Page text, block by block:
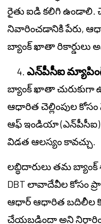
రైతు ఐడి కలిగి ఉండాలి.
నివారించడానికి పేరు,
బ్యాంక్ ఖాతా రికార్డులు
ఎన్‌పీసీఐ
బ్యాంక్ ఖాతా
ఆధారిత చెల్లింపుల
ఆఫ్ ఇండియా
విడత ఆలస్యం కావచ్చు.
లబ్ధిదారులు తమ
DBT లావాదేవీల కోసం
ఆధార్ ఆధారిత బదిలీల
చేయబడిందా అని